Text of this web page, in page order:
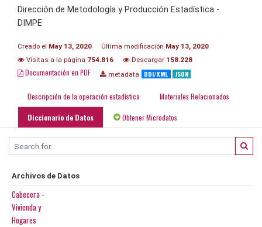
Dirección de Metodología y Producción Estadística -
DIMPE
Creado el May 13, 2020 Última modificación May 13, 2020
Visitas a la página 754.816 Descargar 158.228
Documentación en PDF metadata DDI/XML JSON
Descripción de la operación estadística Materiales Relacionados
Diccionario de Datos Obtener Microdatos
Archivos de Datos
Cabecera -
Vivienda y
Hogares